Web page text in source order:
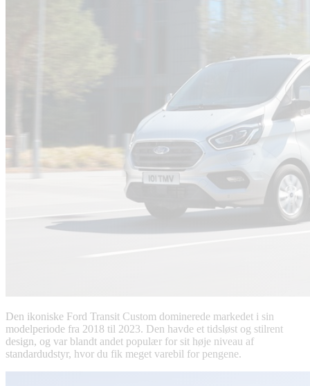
Den ikoniske Ford Transit Custom dominerede markedet i sin
modelperiode fra 2018 til 2023. Den havde et tidsløst og stilrent
design, og var blandt andet populær for sit høje niveau af
standardudstyr, hvor du fik meget varebil for pengene.